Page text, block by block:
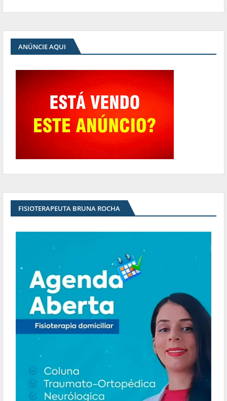
ANÚNCIE AQUI
FISIOTERAPEUTA BRUNA ROCHA